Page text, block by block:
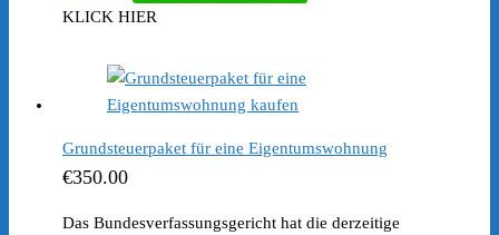
KLICK HIER
Grundsteuerpaket für eine Eigentumswohnung
€350.00
Das Bundesverfassungsgericht hat die derzeitige